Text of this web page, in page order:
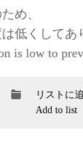
め、
低くしてあ
is low to
リストに
Add to list